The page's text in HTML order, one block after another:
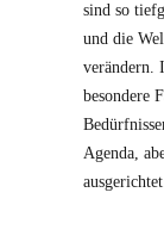
sind so
und die
verändern.
besondere
Agenda,